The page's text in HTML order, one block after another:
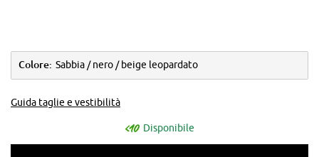
Colore: Sabbia / nero / beige leopardato
Guida taglie e vestibilità
Disponibile